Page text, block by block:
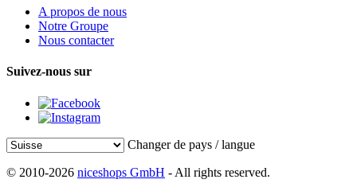
A propos de nous
Notre Groupe
Nous contacter
Suivez-nous sur
Changer de pays / langue
© 2010-2026 niceshops GmbH - All rights reserved.